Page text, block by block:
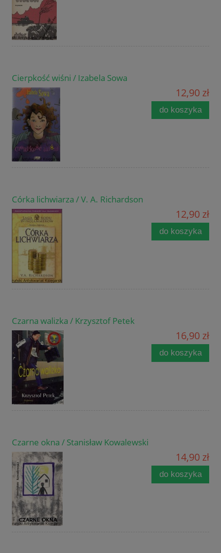
Cierpkość wiśni / Izabela Sowa
12,90 zł
do koszyka
Córka lichwiarza / V. A. Richardson
12,90 zł
do koszyka
Czarna walizka / Krzysztof Petek
16,90 zł
do koszyka
Czarne okna / Stanisław Kowalewski
14,90 zł
do koszyka